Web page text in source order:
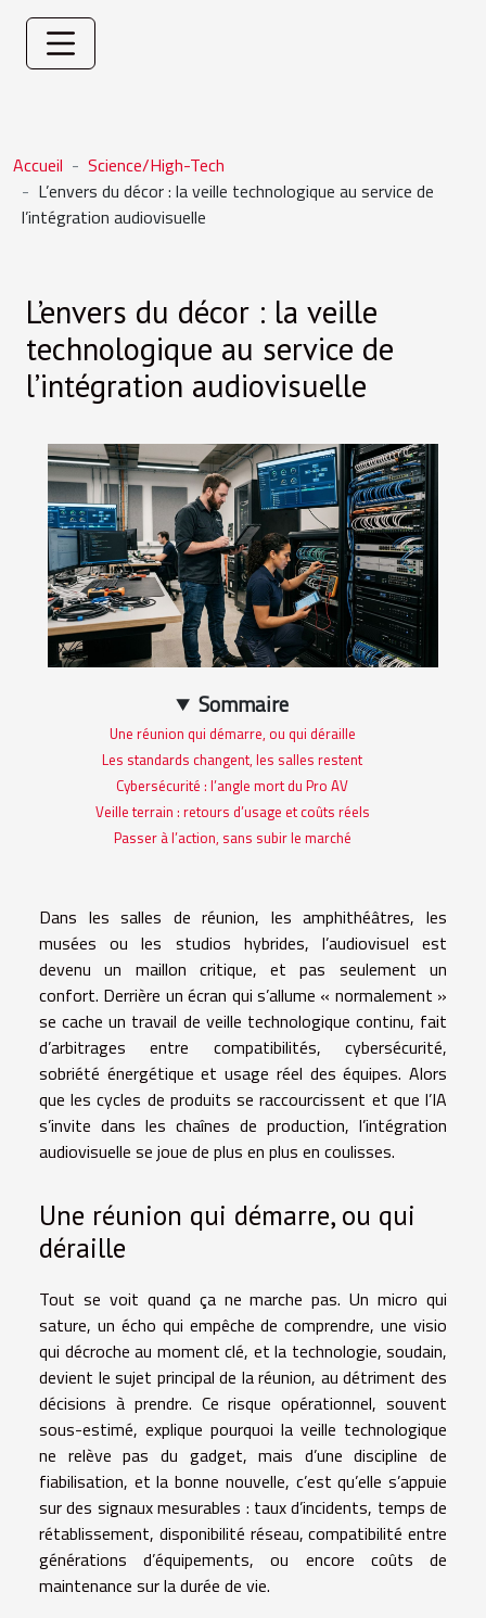
Accueil
Science/High-Tech
L’envers du décor : la veille technologique au service de
l’intégration audiovisuelle
L’envers du décor : la veille
technologique au service de
l’intégration audiovisuelle
Sommaire
Une réunion qui démarre, ou qui déraille
Les standards changent, les salles restent
Cybersécurité : l’angle mort du Pro AV
Veille terrain : retours d’usage et coûts réels
Passer à l’action, sans subir le marché
Dans les salles de réunion, les amphithéâtres, les
musées ou les studios hybrides, l’audiovisuel est
devenu un maillon critique, et pas seulement un
confort. Derrière un écran qui s’allume « normalement »
se cache un travail de veille technologique continu, fait
d’arbitrages entre compatibilités, cybersécurité,
sobriété énergétique et usage réel des équipes. Alors
que les cycles de produits se raccourcissent et que l’IA
s’invite dans les chaînes de production, l’intégration
audiovisuelle se joue de plus en plus en coulisses.
Une réunion qui démarre, ou qui
déraille
Tout se voit quand ça ne marche pas. Un micro qui
sature, un écho qui empêche de comprendre, une visio
qui décroche au moment clé, et la technologie, soudain,
devient le sujet principal de la réunion, au détriment des
décisions à prendre. Ce risque opérationnel, souvent
sous-estimé, explique pourquoi la veille technologique
ne relève pas du gadget, mais d’une discipline de
fiabilisation, et la bonne nouvelle, c’est qu’elle s’appuie
sur des signaux mesurables : taux d’incidents, temps de
rétablissement, disponibilité réseau, compatibilité entre
générations d’équipements, ou encore coûts de
maintenance sur la durée de vie.